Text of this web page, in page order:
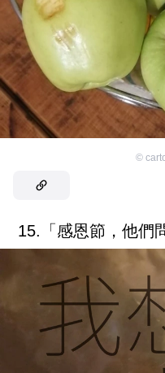
©
15.「感恩節，他們